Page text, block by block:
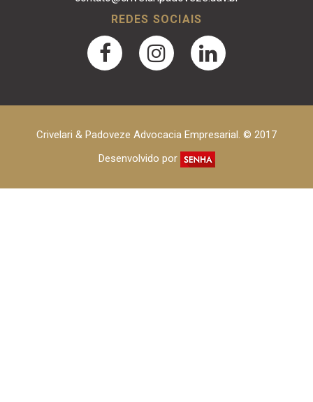
REDES SOCIAIS
Crivelari & Padoveze Advocacia Empresarial. © 2017
Desenvolvido por